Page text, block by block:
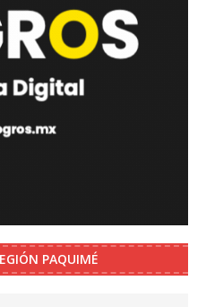
PAQUIMÉ